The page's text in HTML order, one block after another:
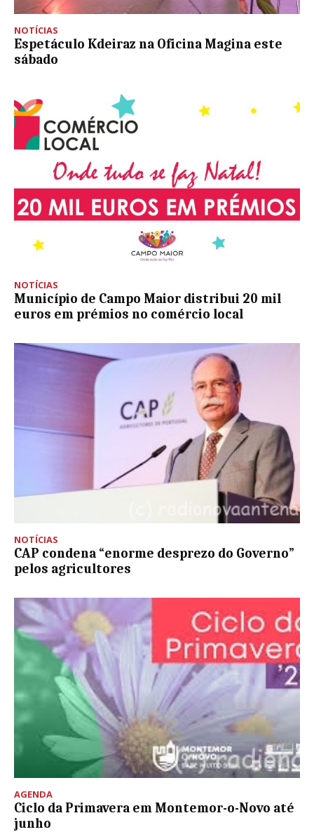
NOTÍCIAS
Espetáculo Kdeiraz na Oficina Magina este
sábado
NOTÍCIAS
Município de Campo Maior distribui 20 mil
euros em prémios no comércio local
NOTÍCIAS
CAP condena “enorme desprezo do Governo”
pelos agricultores
AGENDA
Ciclo da Primavera em Montemor-o-Novo até
junho